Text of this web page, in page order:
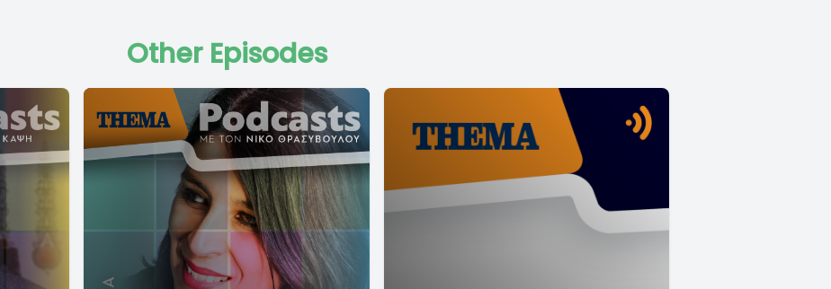
Other Episodes